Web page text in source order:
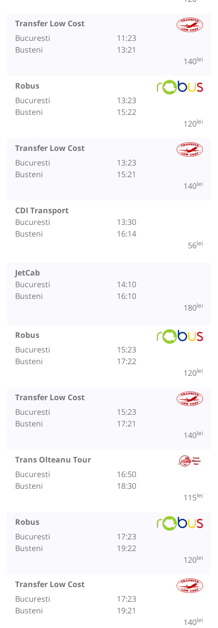
Transfer Low Cost
Bucuresti
Busteni
11:23
13:21
140lei
Robus
Bucuresti
Busteni
13:23
15:22
120lei
Transfer Low Cost
Bucuresti
Busteni
13:23
15:21
140lei
CDI Transport
Bucuresti
Busteni
13:30
16:14
56lei
JetCab
Bucuresti
Busteni
14:10
16:10
180lei
Robus
Bucuresti
Busteni
15:23
17:22
120lei
Transfer Low Cost
Bucuresti
Busteni
15:23
17:21
140lei
Trans Olteanu Tour
Bucuresti
Busteni
16:50
18:30
115lei
Robus
Bucuresti
Busteni
17:23
19:22
120lei
Transfer Low Cost
Bucuresti
Busteni
17:23
19:21
140lei